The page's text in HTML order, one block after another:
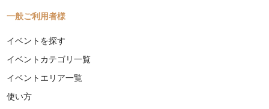
一般ご利用者様
イベントを探す
イベントカテゴリ一覧
イベントエリア一覧
使い方